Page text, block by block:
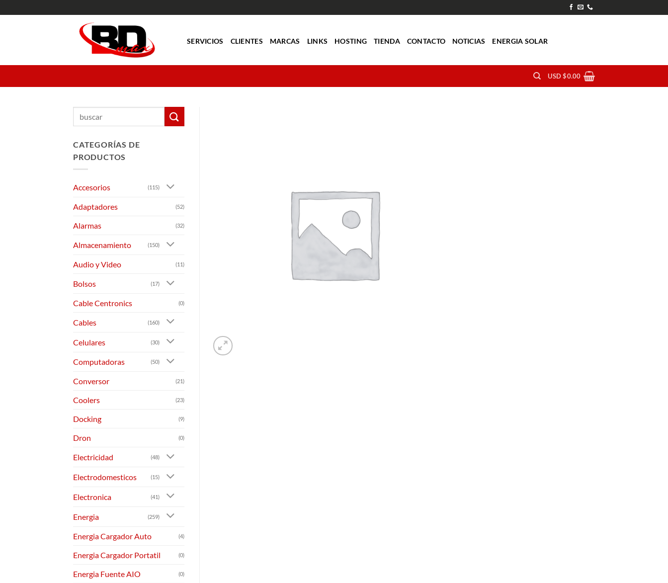
al
SERVICIOS CLIENTES MARCAS LINKS HOSTING TIENDA CONTACTO NOTICIAS ENERGIA SOLAR
USD $0.00
CATEGORÍAS DE
PRODUCTOS
Accesorios (115)
Adaptadores (52)
Alarmas (32)
Almacenamiento (150)
Audio y Video (11)
Bolsos (17)
Cable Centronics (0)
Cables (160)
Celulares (30)
Computadoras (50)
Conversor (21)
Coolers (23)
Docking (9)
Dron (0)
Electricidad (48)
Electrodomesticos (15)
Electronica (41)
Energia (259)
Energia Cargador Auto (4)
Energia Cargador Portatil (0)
Energia Fuente AIO (0)